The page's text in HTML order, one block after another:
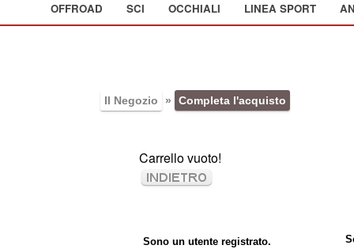
OFFROAD SCI OCCHIALI LINEA SPORT
Il Negozio » Completa l'acquisto
Carrello vuoto!
Sono un utente registrato.